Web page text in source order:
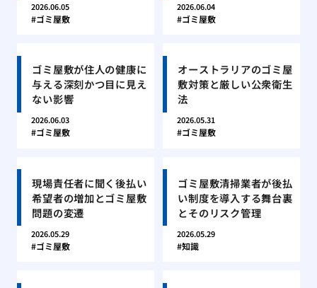
2026.06.05
ゴミ屋敷
2026.06.04
ゴミ屋敷
ゴミ屋敷が住人の健康に
与える深刻かつ目に見え
ない影響
2026.06.03
ゴミ屋敷
オーストラリアのゴミ屋
敷対策と厳しい公衆衛生
法
2026.05.31
ゴミ屋敷
現場責任者に聞く後払い
希望者の増加とゴミ屋敷
問題の変遷
2026.05.29
ゴミ屋敷
ゴミ屋敷清掃業者が後払
い制度を導入する舞台裏
とそのリスク管理
2026.05.29
知識